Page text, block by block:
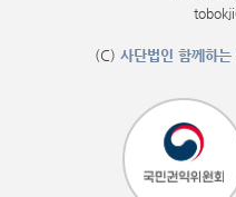
(C) 사단법인 함께하는